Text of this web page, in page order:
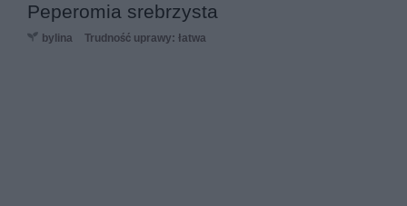
Peperomia srebrzysta
bylina Trudność uprawy: łatwa